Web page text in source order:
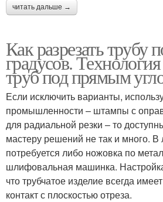
читать дальше →
Как разрезать трубу
градусов.
труб под прямым
Если исключить варианты,
промышленности – штампы с
для радиальной резки – то
мастеру решений не так и много.
потребуется либо ножовка по
шлифовальная машинка.
что трубчатое изделие всегда
контакт с плоскостью отреза.